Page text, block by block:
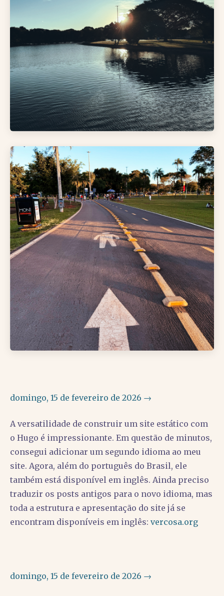
domingo, 15 de fevereiro de 2026 →
A versatilidade de construir um site estático com
o Hugo é impressionante. Em questão de minutos,
consegui adicionar um segundo idioma ao meu
site. Agora, além do português do Brasil, ele
também está disponível em inglês. Ainda preciso
traduzir os posts antigos para o novo idioma, mas
toda a estrutura e apresentação do site já se
encontram disponíveis em inglês: vercosa.org
domingo, 15 de fevereiro de 2026 →